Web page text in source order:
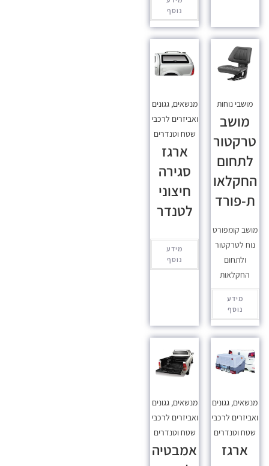
נוסף
מושבי נוחות
מושב
טרקטור
לתחום
החקלאו
ת-פורד
מושב קומפורט
נוח לטרקטור
ולתחום
החקלאות
מידע
נוסף
מנשאים, גגונים
ואביזרים לרכבי
שטח וטנדרים
ארגז
סגירה
חיצוני
לטנדר
מידע
נוסף
מנשאים, גגונים
ואביזרים לרכבי
שטח וטנדרים
ארגז
מנשאים, גגונים
ואביזרים לרכבי
שטח וטנדרים
אמבטיה